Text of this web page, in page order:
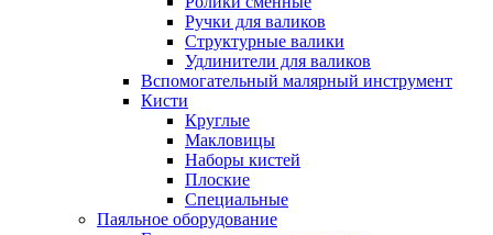
Ручки для валиков
Структурные валики
Удлинители для валиков
Вспомогательный малярный инструмент
Кисти
Круглые
Макловицы
Наборы кистей
Плоские
Специальные
Паяльное оборудование